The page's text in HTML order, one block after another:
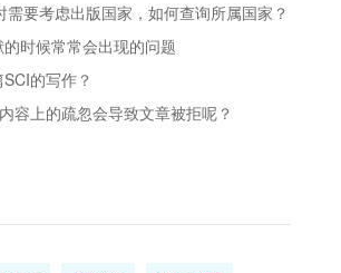
需要考虑出版国家，如何查询所属国家？
时候常常会出现的问题
的写作？
容上的疏忽会导致文章被拒呢？